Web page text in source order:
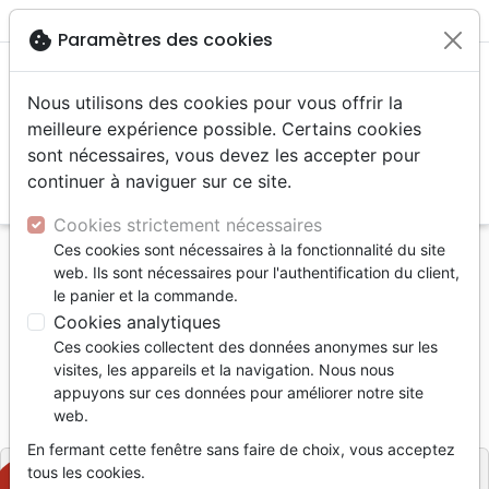
menu
Accueil Livres
Témoignages, biographies
SIMPLE PELERIN...
SIMPLE PELERIN...
Alain Burnand
Référence631-072 EAN2000000436104
Editeur Ouverture
cookie Paramètres des cookies
Nous utilisons des cookies pour vous offrir la
meilleure expérience possible. Certains cookies
sont nécessaires, vous devez les accepter pour
continuer à naviguer sur ce site.
Cookies strictement nécessaires
Ces cookies sont nécessaires à la fonctionnalité du site
web. Ils sont nécessaires pour l'authentification du client,
le panier et la commande.
Cookies analytiques
Ces cookies collectent des données anonymes sur les
visites, les appareils et la navigation. Nous nous
appuyons sur ces données pour améliorer notre site
web.
En fermant cette fenêtre sans faire de choix, vous acceptez
tous les cookies.